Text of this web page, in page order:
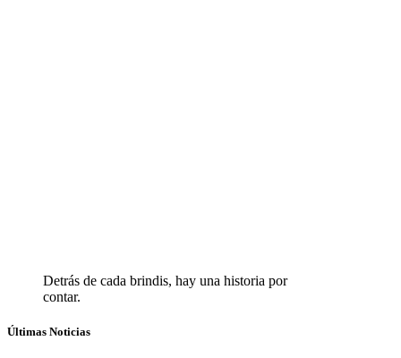
Detrás de cada brindis, hay una historia por
contar.
Últimas Noticias